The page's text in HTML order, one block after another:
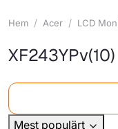
Hem Acer LCD
XF243YPv(10)
Mest populärt